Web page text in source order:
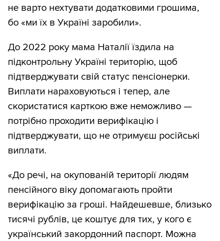
не варто нехтувати додатковими грошима,
бо «ми їх в Україні заробили».
До 2022 року мама Наталії їздила на
підконтрольну Україні територію, щоб
підтверджувати свій статус пенсіонерки.
Виплати нараховуються і тепер, але
скористатися карткою вже неможливо —
потрібно проходити верифікацію і
підтверджувати, що не отримуєш російські
виплати.
«До речі, на окупованій території людям
пенсійного віку допомагають пройти
верифікацію за гроші. Найдешевше, близько
тисячі рублів, це коштує для тих, у кого є
український закордонний паспорт. Можна